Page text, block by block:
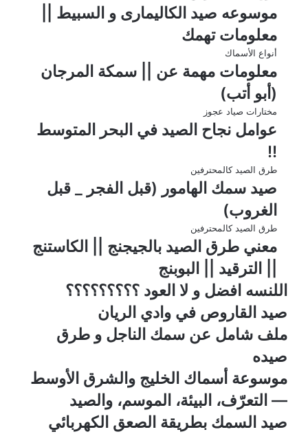
موسوعه صيد الكاليمارى و السبيط ||
معلومات تهمك
أنواع الأسماك
معلومات مهمة عن || سمكة المرجان
(أبو أتب)
مختارات صياد عجوز
عوامل نجاح الصيد في البحر المتوسط
!!
طرق الصيد كالمحترفين
صيد سمك الهامور (قبل الفجر _ قبل
الغروب)
طرق الصيد كالمحترفين
معني طرق الصيد بالجيجنج || الكاستنج
|| الترقيد || البوبنج
اللنسه افضل و لا العود ؟؟؟؟؟؟؟؟؟
صيد القاروص في وادي الريان
ملف شامل عن سمك الناجل و طرق
صيده
موسوعة أسماك الخليج والشرق الأوسط
— التعرّف، البيئة، الموسم، والصيد
صيد السمك بطريقة الصعق الكهربائي